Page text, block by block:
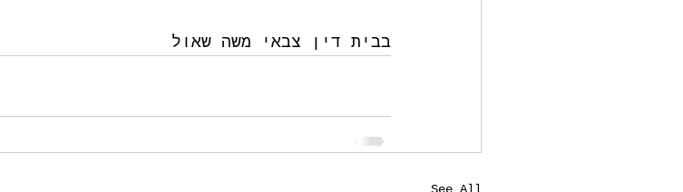
בבית דין צבאי משה שאול